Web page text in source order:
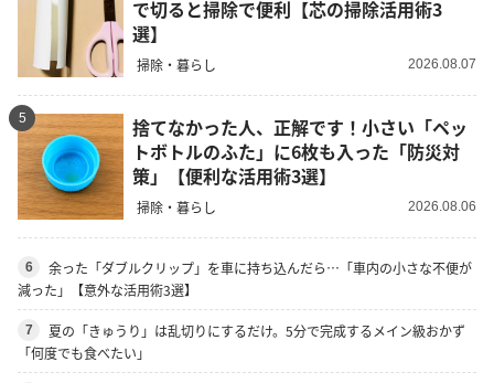
で切ると掃除で便利【芯の掃除活用術3
選】
掃除・暮らし 2026.08.07
5
捨てなかった人、正解です！小さい「ペッ
トボトルのふた」に6枚も入った「防災対
策」【便利な活用術3選】
掃除・暮らし 2026.08.06
6
余った「ダブルクリップ」を車に持ち込んだら…「車内の小さな不便が
減った」【意外な活用術3選】
7
夏の「きゅうり」は乱切りにするだけ。5分で完成するメイン級おかず
「何度でも食べたい」